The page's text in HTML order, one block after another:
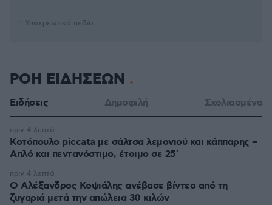
* Υποχρεωτικά πεδία
ΡΟΗ ΕΙΔΗΣΕΩΝ
Ειδήσεις Δημοφιλή Σχολιασμένα
Κοτόπουλο piccata με σάλτσα λεμονιού και κάππαρης –
Απλό και πεντανόστιμο, έτοιμο σε 25′
πριν 4 λεπτά
Ο Αλέξανδρος Κοψιάλης ανέβασε βίντεο από τη
ζυγαριά μετά την απώλεια 30 κιλών
πριν 4 λεπτά